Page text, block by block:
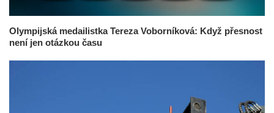
Olympijská medailistka Tereza Voborníková: Když přesnost
není jen otázkou času